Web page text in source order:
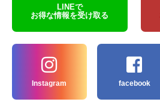
LINEで
お得な情報を受け取る
Instagram facebook